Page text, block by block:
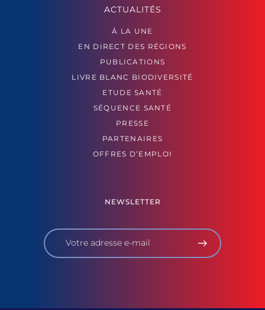
ACTUALITÉS
À LA UNE
EN DIRECT DES RÉGIONS
PUBLICATIONS
LIVRE BLANC BIODIVERSITÉ
ETUDE SANTÉ
SÉQUENCE SANTÉ
PRESSE
PARTENAIRES
OFFRES D’EMPLOI
NEWSLETTER